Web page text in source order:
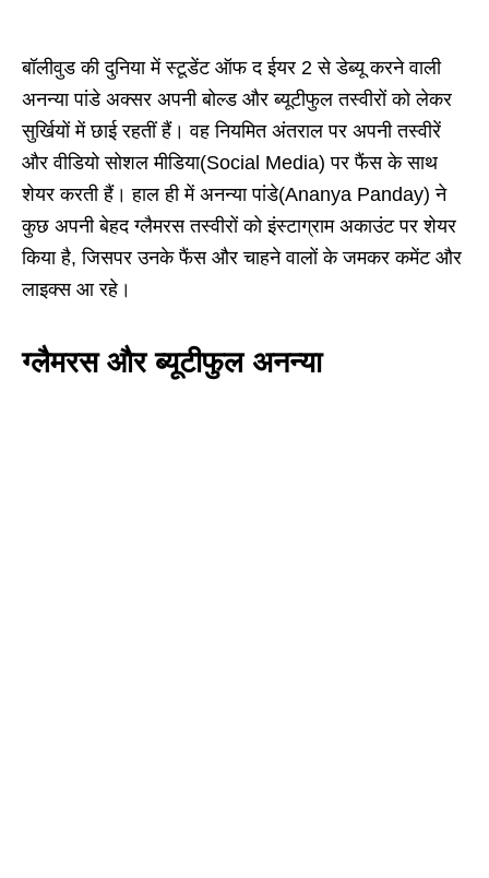
बॉलीवुड की दुनिया में स्टूडेंट ऑफ द ईयर 2 से डेब्यू करने वाली
अनन्या पांडे अक्सर अपनी बोल्ड और ब्यूटीफुल तस्वीरों को लेकर
सुर्खियों में छाई रहतीं हैं। वह नियमित अंतराल पर अपनी तस्वीरें
और वीडियो सोशल मीडिया(Social Media) पर फैंस के साथ
शेयर करती हैं। हाल ही में अनन्या पांडे(Ananya Panday) ने
कुछ अपनी बेहद ग्लैमरस तस्वीरों को इंस्टाग्राम अकाउंट पर शेयर
किया है, जिसपर उनके फैंस और चाहने वालों के जमकर कमेंट और
लाइक्स आ रहे।
ग्लैमरस और ब्यूटीफुल अनन्या